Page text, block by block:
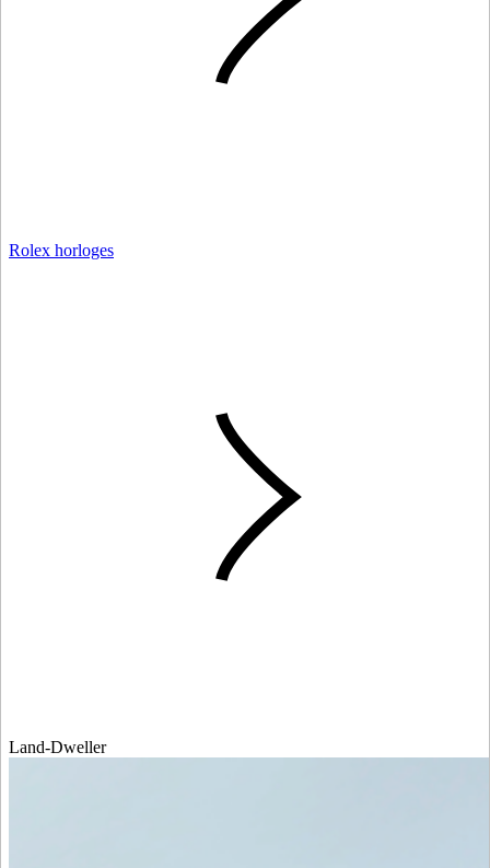
Rolex horloges
Land-Dweller